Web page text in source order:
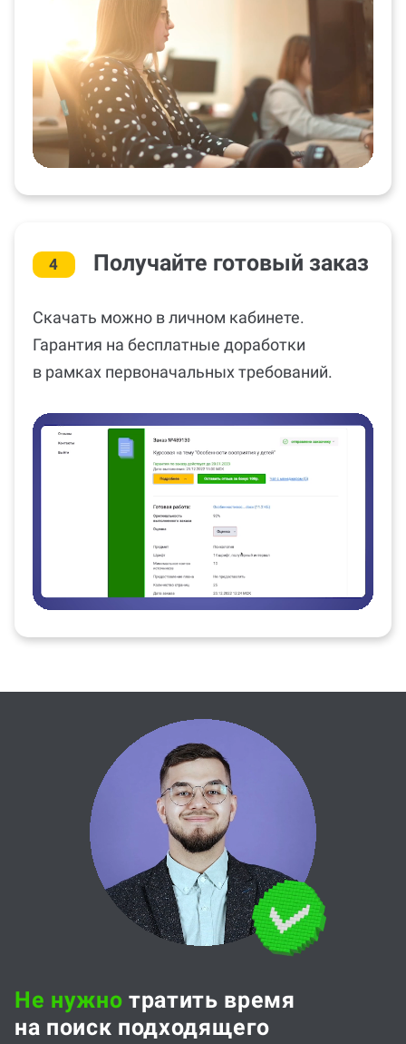
4 Получайте готовый заказ
Скачать можно в личном кабинете.
Гарантия на бесплатные доработки
в рамках первоначальных требований.
Не нужно тратить время
на поиск подходящего